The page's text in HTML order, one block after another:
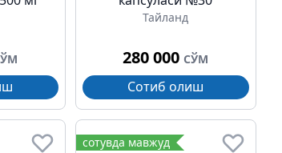
Тайланд
280 000 СЎМ
Сотиб олиш
сотувда мавжуд